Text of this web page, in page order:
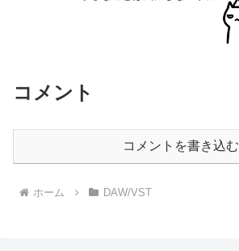
コメント
コメントを書き込む
ホーム DAW/VST